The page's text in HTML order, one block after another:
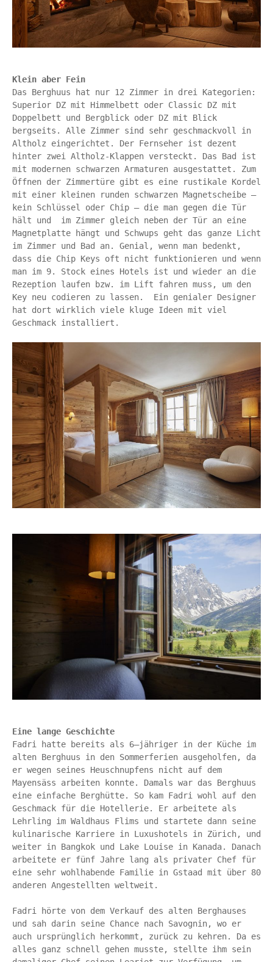
Klein aber Fein
Das Berghuus hat nur 12 Zimmer in drei Kategorien:
Superior DZ mit Himmelbett oder Classic DZ mit
Doppelbett und Bergblick oder DZ mit Blick
bergseits. Alle Zimmer sind sehr geschmackvoll in
Altholz eingerichtet. Der Fernseher ist dezent
hinter zwei Altholz-Klappen versteckt. Das Bad ist
mit modernen schwarzen Armaturen ausgestattet. Zum
Öffnen der Zimmertüre gibt es eine rustikale Kordel
mit einer kleinen runden schwarzen Magnetscheibe –
kein Schlüssel oder Chip – die man gegen die Tür
hält und  im Zimmer gleich neben der Tür an eine
Magnetplatte hängt und Schwups geht das ganze Licht
im Zimmer und Bad an. Genial, wenn man bedenkt,
dass die Chip Keys oft nicht funktionieren und wenn
man im 9. Stock eines Hotels ist und wieder an die
Rezeption laufen bzw. im Lift fahren muss, um den
Key neu codieren zu lassen.  Ein genialer Designer
hat dort wirklich viele kluge Ideen mit viel
Geschmack installiert.
Eine lange Geschichte
Fadri hatte bereits als 6–jähriger in der Küche im
alten Berghuus in den Sommerferien ausgeholfen, da
er wegen seines Heuschnupfens nicht auf dem
Mayensäss arbeiten konnte. Damals war das Berghuus
eine einfache Berghütte. So kam Fadri wohl auf den
Geschmack für die Hotellerie. Er arbeitete als
Lehrling im Waldhaus Flims und startete dann seine
kulinarische Karriere in Luxushotels in Zürich, und
weiter in Bangkok und Lake Louise in Kanada. Danach
arbeitete er fünf Jahre lang als privater Chef für
eine sehr wohlhabende Familie in Gstaad mit über 80
anderen Angestellten weltweit.
Fadri hörte von dem Verkauf des alten Berghauses
und sah darin seine Chance nach Savognin, wo er
auch ursprünglich herkommt, zurück zu kehren. Da es
alles ganz schnell gehen musste, stellte ihm sein